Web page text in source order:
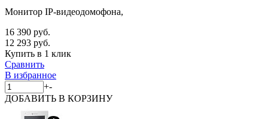
Монитор IP-видеодомофона,
16 390 руб.
12 293 руб.
Купить в 1 клик
Сравнить
В избранное
+-
ДОБАВИТЬ В КОРЗИНУ